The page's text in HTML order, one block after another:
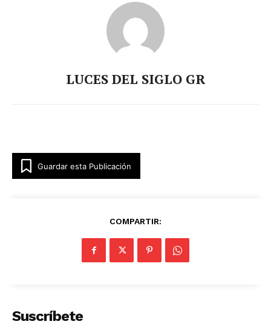
Luces
LUCES DEL SIGLO GR
Guardar esta Publicación
COMPARTIR:
Suscríbete